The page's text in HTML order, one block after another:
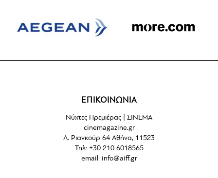
ΕΠΙΚΟΙΝΩΝΙΑ
Νύχτες Πρεμιέρας | ΣΙΝΕΜΑ
cinemagazine.gr
Λ. Ριανκούρ 64 Αθήνα, 11523
Τηλ: +30 210 6018565
email: info@aiff.gr